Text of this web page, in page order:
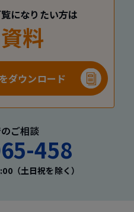
になりたい方は
料
ダウンロード
ご相談
458
（土日祝を除く）